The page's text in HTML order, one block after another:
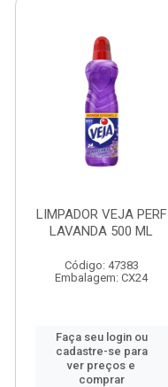
LIMPADOR VEJA PERF
LAVANDA 500 ML
Código: 47383
Embalagem: CX24
Faça seu login ou
cadastre-se para
ver preços e
comprar